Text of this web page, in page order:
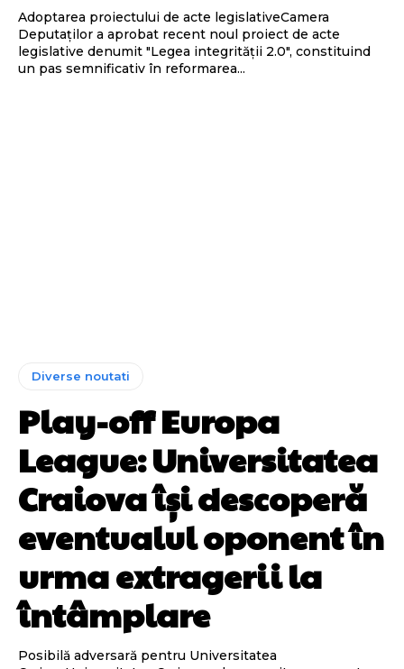
Adoptarea proiectului de acte legislativeCamera
Deputaților a aprobat recent noul proiect de acte
legislative denumit "Legea integrității 2.0", constituind
un pas semnificativ în reformarea...
Diverse noutati
Play-off Europa
League: Universitatea
Craiova își descoperă
eventualul oponent în
urma extragerii la
întâmplare
Posibilă adversară pentru Universitatea